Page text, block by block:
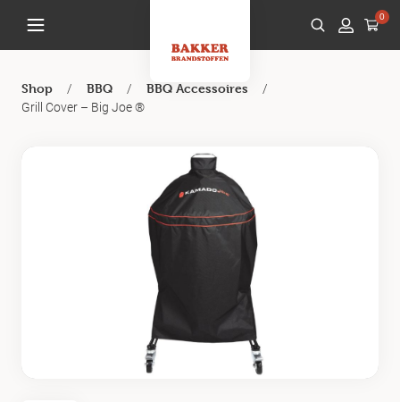
0
Shop / BBQ / BBQ Accessoires
/
Grill Cover – Big Joe ®